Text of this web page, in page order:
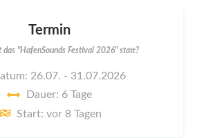
Termin
das "HafenSounds Festival 2026" statt?
26.07. - 31.07.2026
Dauer: 6 Tage
Start: vor 8 Tagen